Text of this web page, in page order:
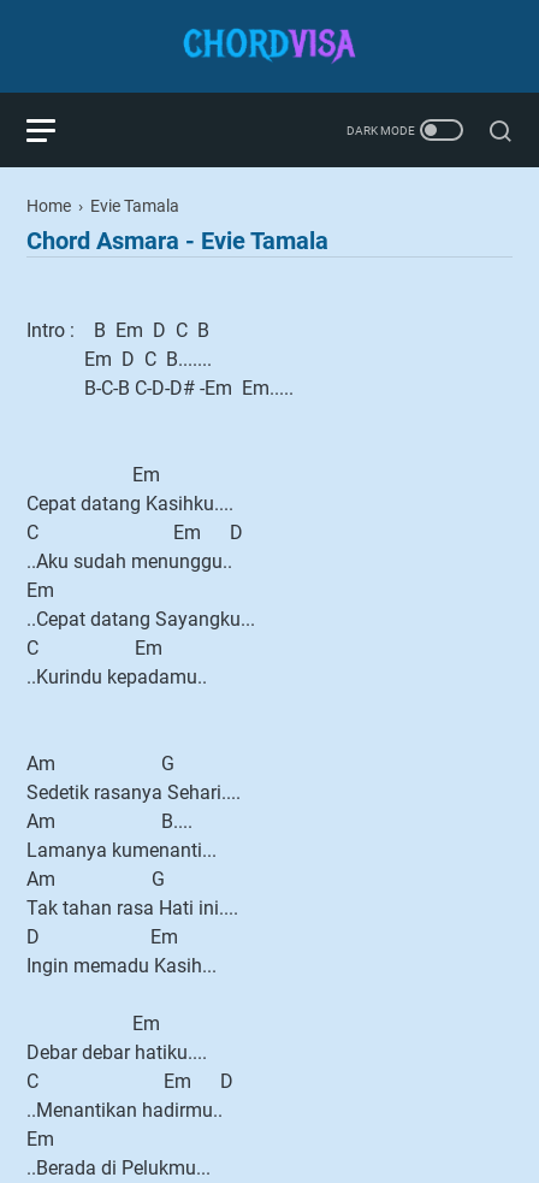
Home › Evie Tamala
Chord Asmara - Evie Tamala
Intro : B Em D C B
Em D C B.......
B-C-B C-D-D# -Em Em.....
Em
Cepat datang Kasihku....
C Em D
..Aku sudah menunggu..
Em
..Cepat datang Sayangku...
C Em
..Kurindu kepadamu..
Am G
Sedetik rasanya Sehari....
Am B....
Lamanya kumenanti...
Am G
Tak tahan rasa Hati ini....
D Em
Ingin memadu Kasih...
Em
Debar debar hatiku....
C Em D
..Menantikan hadirmu..
Em
..Berada di Pelukmu...